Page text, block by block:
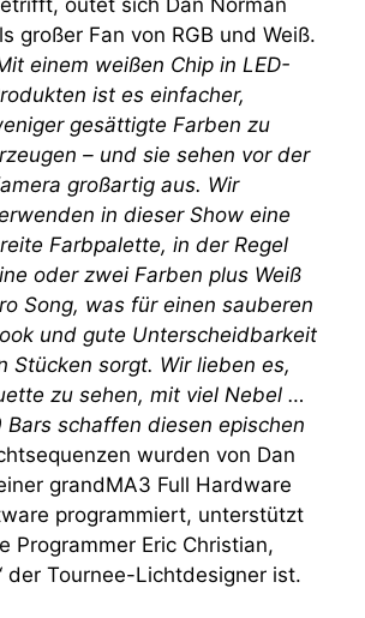
großer Fan von RGB und Weiß.
einem weißen Chip in LED-
ist es einfacher,
gesättigte Farben zu
– und sie sehen vor der
großartig aus. Wir
in dieser Show eine
Farbpalette, in der Regel
oder zwei Farben plus Weiß
Song, was für einen sauberen
und gute Unterscheidbarkeit
Stücken sorgt. Wir lieben es,
zu sehen, mit viel Nebel …
Bars schaffen diesen epischen
wurden von Dan
grandMA3 Full Hardware
programmiert, unterstützt
Programmer Eric Christian,
der Tournee-Lichtdesigner ist.